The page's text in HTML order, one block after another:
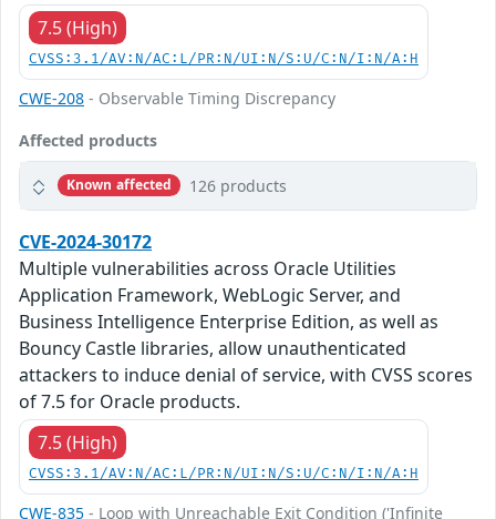
7.5 (High)
CVSS:3.1/AV:N/AC:L/PR:N/UI:N/S:U/C:N/I:N/A:H
CWE-208 - Observable Timing Discrepancy
Affected products
Known affected 126 products
CVE-2024-30172
Multiple vulnerabilities across Oracle Utilities
Application Framework, WebLogic Server, and
Business Intelligence Enterprise Edition, as well as
Bouncy Castle libraries, allow unauthenticated
attackers to induce denial of service, with CVSS scores
of 7.5 for Oracle products.
7.5 (High)
CVSS:3.1/AV:N/AC:L/PR:N/UI:N/S:U/C:N/I:N/A:H
CWE-835 - Loop with Unreachable Exit Condition ('Infinite